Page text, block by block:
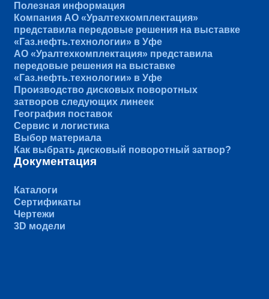
Полезная информация
Компания АО «Уралтехкомплектация»
представила передовые решения на выставке
«Газ.нефть.технологии» в Уфе
АО «Уралтехкомплектация» представила
передовые решения на выставке
«Газ.нефть.технологии» в Уфе
Производство дисковых поворотных
затворов следующих линеек
География поставок
Сервис и логистика
Выбор материала
Как выбрать дисковый поворотный затвор?
Документация
Каталоги
Сертификаты
Чертежи
3D модели